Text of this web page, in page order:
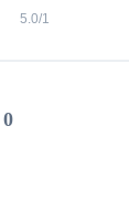
5.0/1
0